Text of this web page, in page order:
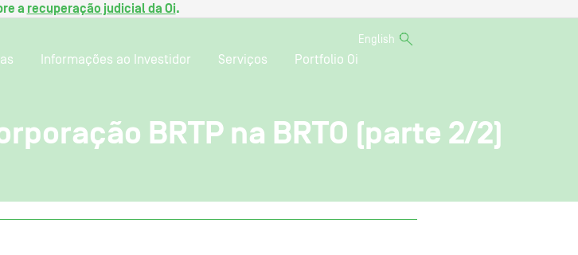
a recuperação judicial da Oi.
English
Informações ao Investidor Serviços Portfolio Oi
BRTP na BRTO (parte 2/2)